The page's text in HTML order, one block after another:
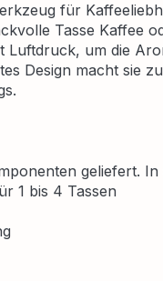
für
Tasse Kaffee
um die
Design macht sie
geliefert.
1 bis 4 Tassen